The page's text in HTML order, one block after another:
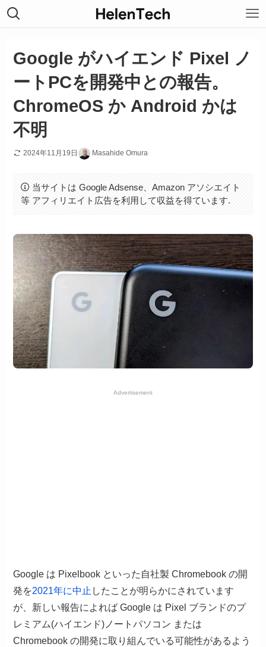
Google がハイエンド Pixel ノ
ートPCを開発中との報告。
ChromeOS か Android かは
不明
2024年11月19日 Masahide Omura
当サイトは Google Adsense、Amazon アソシエイト
等 アフィリエイト広告を利用して収益を得ています.
Advertisement
Google は Pixelbook といった自社製 Chromebook の開
発を2021年に中止 したことが明らかにされています
が、新しい報告によれば Google は Pixel ブランドのプ
レミアム(ハイエンド)ノートパソコン または
Chromebook の開発に取り組んでいる可能性があるよう